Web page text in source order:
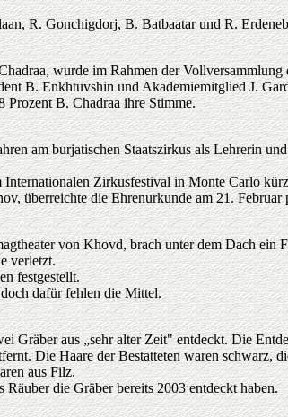
R. Gonchigdorj, B. Batbaatar und R.
wurde im Rahmen der
B. Enkhtuvshin und Akademiemitglied J.
Prozent B. Chadraa ihre Stimme.
am burjatischen Staatszirkus als Lehrerin
Zirkusfestival in Monte Carlo
überreichte die Ehrenurkunde am 21. Februar
von Khovd, brach unter dem Dach ein
verletzt.
festgestellt.
dafür fehlen die Mittel.
Gräber aus „sehr alter Zeit" entdeckt. Die
Die Haare der Bestatteten waren
aus Filz.
die Gräber bereits 2003 entdeckt haben.